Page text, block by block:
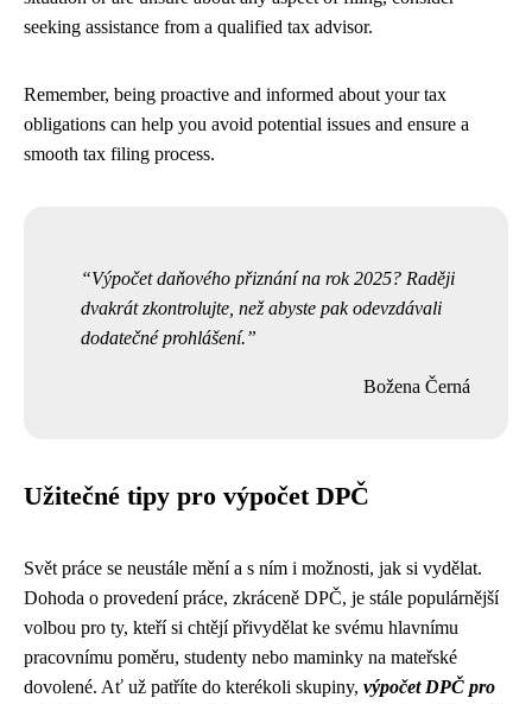
seeking assistance from a qualified tax advisor.
Remember, being proactive and informed about your tax
obligations can help you avoid potential issues and ensure a
smooth tax filing process.
Výpočet daňového přiznání na rok 2025? Raději
dvakrát zkontrolujte, než abyste pak odevzdávali
dodatečné prohlášení.
Božena Černá
Užitečné tipy pro výpočet DPČ
Svět práce se neustále mění a s ním i možnosti, jak si vydělat.
Dohoda o provedení práce, zkráceně DPČ, je stále populárnější
volbou pro ty, kteří si chtějí přivydělat ke svému hlavnímu
pracovnímu poměru, studenty nebo maminky na mateřské
dovolené. Ať už patříte do kterékoli skupiny, výpočet DPČ pro